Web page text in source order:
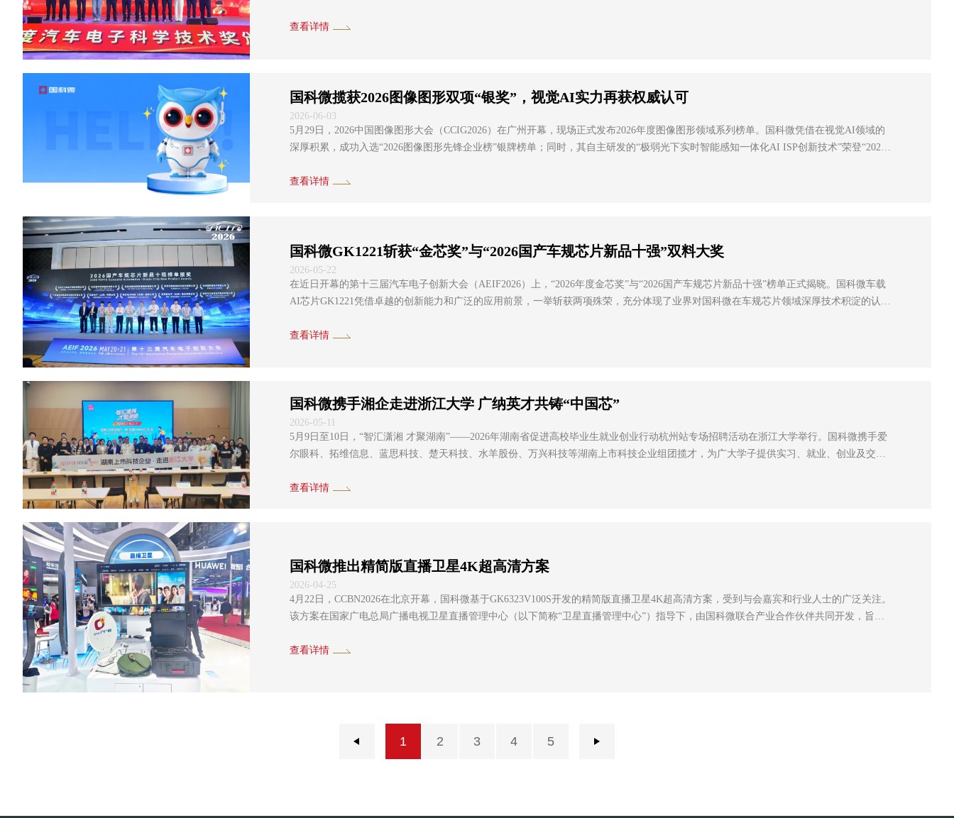
查看详情
国科微揽获2026图像图形双项“银奖”，视觉AI实力再获权威认可
2026-06-03
5月29日，2026中国图像图形大会（CCIG2026）在广州开幕，现场正式发布2026年度图像图形领域系列榜单。国科微凭借在视觉AI领域的
深厚积累，成功入选“2026图像图形先锋企业榜”银牌榜单；同时，其自主研发的“极弱光下实时智能感知一体化AI ISP创新技术”荣登“2026
图形学...
查看详情
国科微GK1221斩获“金芯奖”与“2026国产车规芯片新品十强”双料大奖
2026-05-22
在近日开幕的第十三届汽车电子创新大会（AEIF2026）上，“2026年度金芯奖”与“2026国产车规芯片新品十强”榜单正式揭晓。国科微车载
AI芯片GK1221凭借卓越的创新能力和广泛的应用前景，一举斩获两项殊荣，充分体现了业界对国科微在车规芯片领域深厚技术积淀的认
查看详情
国科微携手湘企走进浙江大学 广纳英才共铸“中国芯”
2026-05-11
5月9日至10日，“智汇潇湘 才聚湖南”——2026年湖南省促进高校毕业生就业创业行动杭州站专场招聘活动在浙江大学举行。国科微携手爱
尔眼科、拓维信息、蓝思科技、楚天科技、水羊股份、万兴科技等湖南上市科技企业组团揽才，为广大学子提供实习、就业、创业及交流
工程和系...
查看详情
国科微推出精简版直播卫星4K超高清方案
2026-04-25
4月22日，CCBN2026在北京开幕，国科微基于GK6323V100S开发的精简版直播卫星4K超高清方案，受到与会嘉宾和行业人士的广泛关注。
该方案在国家广电总局广播电视卫星直播管理中心（以下简称“卫星直播管理中心”）指导下，由国科微联合产业合作伙伴共同开发，旨在
的...
查看详情
1 2 3 4 5